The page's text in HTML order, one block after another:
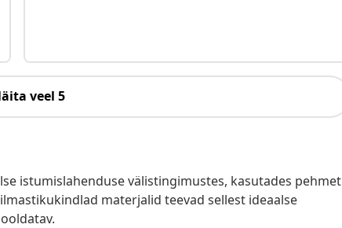
veel 5
istumislahenduse välistingimustes, kasutades pehmet
materjalid teevad sellest ideaalse